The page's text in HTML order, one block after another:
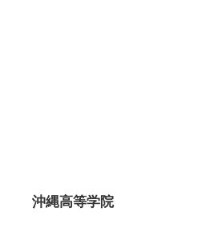
沖縄高等学院